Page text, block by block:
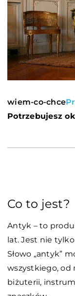
wiem-co-chce
Potrzebujesz
Co to jest?
Antyk – to
lat. Jest nie
Słowo „antyk”
wszystkiego, od
biżuterii,